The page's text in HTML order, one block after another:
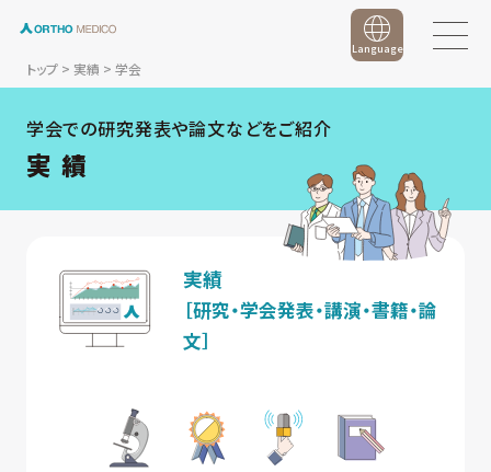
トップ> 実績 > 学会
Language
学会での研究発表や論文などをご紹介
実 績
実績
［研究・学会発表・講演・書籍・論
文］